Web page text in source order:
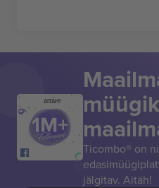
AITÄH!
Ticombo® on
jälgitav. Aitäh!